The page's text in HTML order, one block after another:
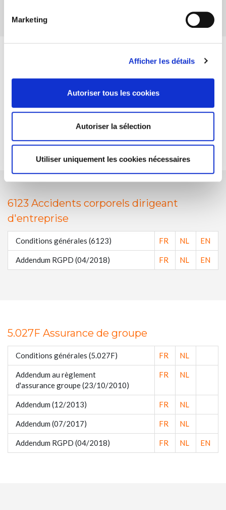
Marketing
Afficher les détails
Autoriser tous les cookies
Autoriser la sélection
Utiliser uniquement les cookies nécessaires
Conditions générales (6109) FR
Addendum (12/2013) FR NL EN
Addendum RGPD (04/2018)
6123 Accidents corporels dirigeant
d'entreprise
Conditions générales (6123) FR NL EN
Addendum RGPD (04/2018) FR NL EN
5.027F Assurance de groupe
Conditions générales (5.027F) FR NL
Addendum au règlement
d'assurance groupe (23/10/2010)
FR NL
Addendum (12/2013) FR NL
Addendum (07/2017) FR NL
Addendum RGPD (04/2018) FR NL EN